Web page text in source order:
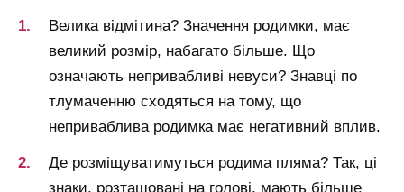
Велика відмітина? Значення родимки, має
великий розмір, набагато більше. Що
означають непривабливі невуси? Знавці по
тлумаченню сходяться на тому, що
неприваблива родимка має негативний вплив.
Де розміщуватимуться родима пляма? Так, ці
знаки, розташовані на голові, мають більше